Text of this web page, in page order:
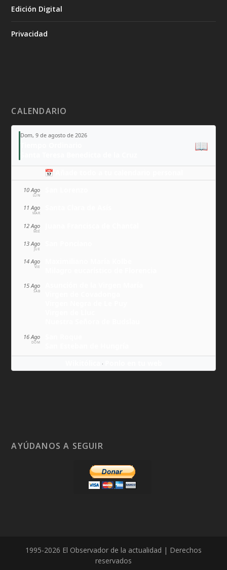
Edición Digital
Privacidad
CALENDARIO
Dom, 9 de agosto de 2026
📖
📅 Añade todo a tu calendario personal
10 Ago
LUN
11 Ago
MAR
12 Ago
MIÉ
13 Ago
JUE
14 Ago
VIE
15 Ago
SÁB
16 Ago
DOM
·
AYÚDANOS A SEGUIR
1995-2026 El Observador de la actualidad | Derechos
reservados